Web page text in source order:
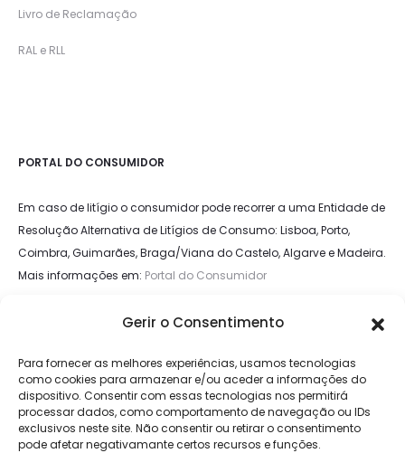
Gerir o Consentimento
Para fornecer as melhores experiências, usamos tecnologias
como cookies para armazenar e/ou aceder a informações do
dispositivo. Consentir com essas tecnologias nos permitirá
processar dados, como comportamento de navegação ou IDs
exclusivos neste site. Não consentir ou retirar o consentimento
pode afetar negativamante certos recursos e funções.
Livro de Reclamação
RAL e RLL
PORTAL DO CONSUMIDOR
Em caso de litígio o consumidor pode recorrer a uma Entidade de
Resolução Alternativa de Litígios de Consumo: Lisboa, Porto,
Coimbra, Guimarães, Braga/Viana do Castelo, Algarve e Madeira.
Mais informações em: Portal do Consumidor
LIVRO DE RECLAMAÇÕES